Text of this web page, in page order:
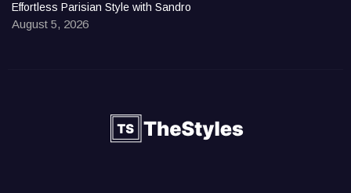
Effortless Parisian Style with Sandro
August 5, 2026